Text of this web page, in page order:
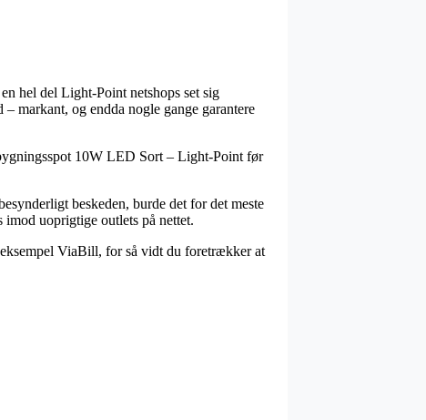
hel del Light-Point netshops set sig
markant, og endda nogle gange garantere
10W LED Sort – Light-Point før
beskeden, burde det for det meste
uoprigtige outlets på nettet.
ViaBill, for så vidt du foretrækker at